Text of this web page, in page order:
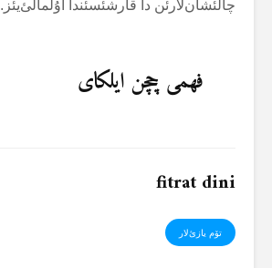
چالئشان‌لارئن دا قارشئسئندا اۇلمالئ‌یئز.
فهمی چچن ایلکای
fitrat dini
تۆم یازئ‌لار